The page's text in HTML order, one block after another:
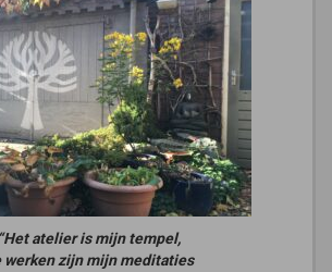
“Het atelier is mijn tempel,
werken zijn mijn meditaties